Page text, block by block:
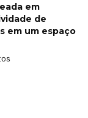
em
de
em um espaço